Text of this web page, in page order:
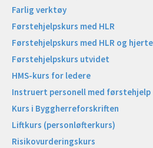
Farlig verktøy
Førstehjelpskurs med HLR
Førstehjelpskurs med HLR og
Førstehjelpskurs utvidet
HMS-kurs for ledere
Instruert personell med førstehjelp
Kurs i Byggherreforskriften
Liftkurs (personløfterkurs)
Risikovurderingskurs